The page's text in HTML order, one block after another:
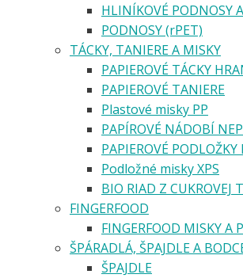
HLINÍKOVÉ PODNOSY
PODNOSY (rPET)
TÁCKY, TANIERE A MISKY
PAPIEROVÉ TÁCKY
PAPIEROVÉ TANIERE
Plastové misky PP
PAPÍROVÉ NÁDOBÍ
PAPIEROVÉ
Podložné misky XPS
BIO RIAD Z CUKROVEJ
FINGERFOOD
FINGERFOOD MISKY A
ŠPÁRADLÁ, ŠPAJDLE A
ŠPAJDLE